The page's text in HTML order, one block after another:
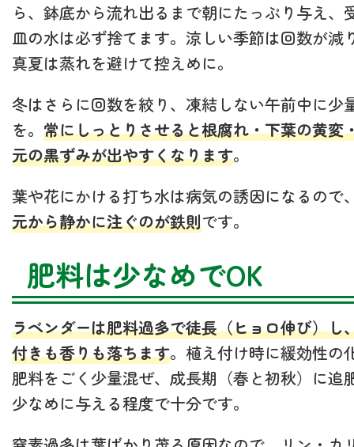
ら、鉢底から流れ出るまで朝にたっぷり与え、
皿の水は必ず捨てます。涼しい季節は回数が減
真夏は蒸れを避けて控えめに。
冬はさらに回数を絞り、凍結しない午前中に少
を。 常にしっとりさせると根腐れ・下葉の黄変
元の黒ずみが出やすくなります。
葉や花にかける打ち水は病気の誘因になるので
元から静かに注ぐのが鉄則です。
肥料は少なめでOK
ラベンダーは肥料過多で徒長（ヒョロ伸び）し
付きも香りも落ちます。植え付け時に緩効性の
肥料をごく少量混ぜ、成長期（春と初秋）に追
少なめに与える程度で十分です。